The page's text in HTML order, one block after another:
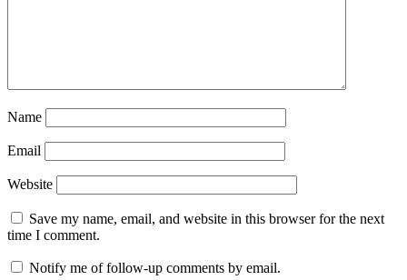
Name
Email
Website
Save my name, email, and website in this browser for the next
time I comment.
Notify me of follow-up comments by email.